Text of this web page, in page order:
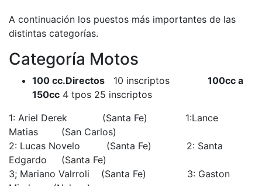
A continuación los puestos más importantes de las
distintas categorías.
Categoría Motos
100 cc.Directos 10 inscriptos 100cc a
150cc 4 tpos 25 inscriptos
1: Ariel Derek (Santa Fe) 1:Lance
Matias (San Carlos)
2: Lucas Novelo (Santa Fe) 2: Santa
Edgardo (Santa Fe)
3; Mariano Valrroli (Santa Fe) 3: Gaston